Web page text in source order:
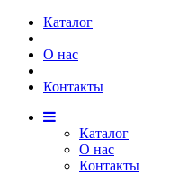
Каталог
О нас
Контакты
Каталог
О нас
Контакты